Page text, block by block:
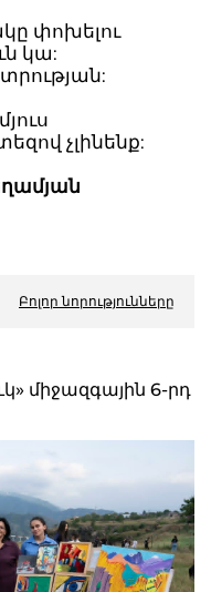
փոխելու
կա:
չլինենք:
Բոլոր նորությունները
միջազգային 6-րդ